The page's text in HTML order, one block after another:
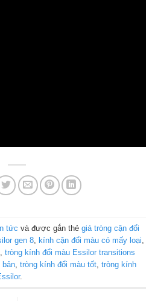
tức và được gắn thẻ giá tròng cận đổi
gen 8, kính cận đổi màu có mấy loại
, tròng kính đổi màu Essilor transitions
bản, tròng kính đổi màu tốt, tròng kính
.